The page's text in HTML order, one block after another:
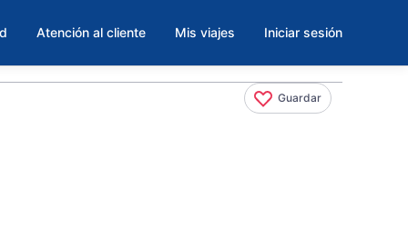
Atención al cliente Mis viajes Iniciar sesión
Guardar